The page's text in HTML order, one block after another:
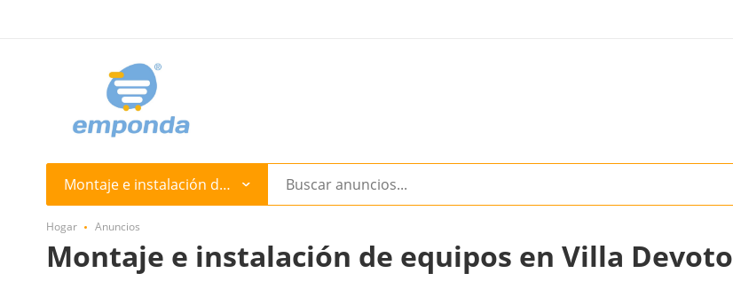
Montaje e instalación de equipos
Hogar Anuncios
Montaje e instalación de equipos en Villa Devoto